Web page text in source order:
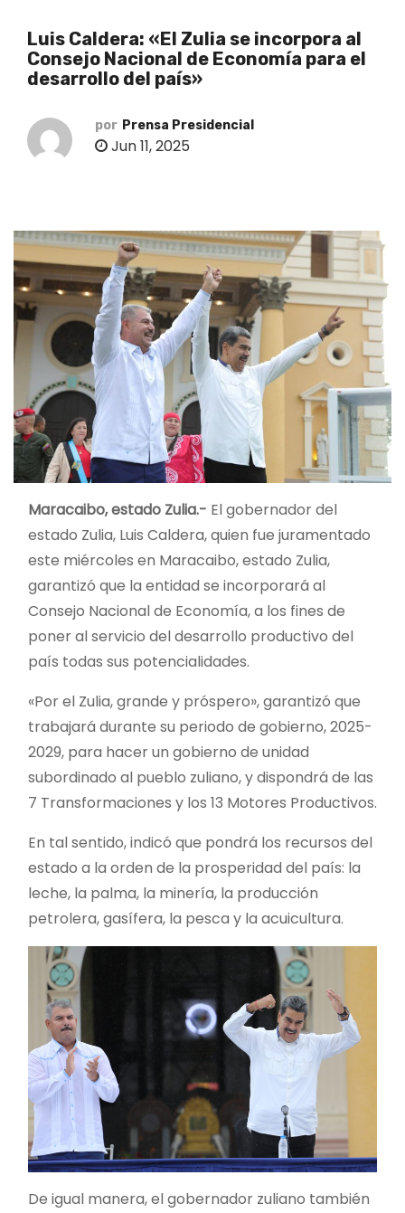
Luis Caldera: «El Zulia se incorpora al
Consejo Nacional de Economía para el
desarrollo del país»
por Prensa Presidencial
Jun 11, 2025
Maracaibo, estado Zulia.- El gobernador del
estado Zulia, Luis Caldera, quien fue juramentado
este miércoles en Maracaibo, estado Zulia,
garantizó que la entidad se incorporará al
Consejo Nacional de Economía, a los fines de
poner al servicio del desarrollo productivo del
país todas sus potencialidades.
«Por el Zulia, grande y próspero», garantizó que
trabajará durante su periodo de gobierno, 2025-
2029, para hacer un gobierno de unidad
subordinado al pueblo zuliano, y dispondrá de las
7 Transformaciones y los 13 Motores Productivos.
En tal sentido, indicó que pondrá los recursos del
estado a la orden de la prosperidad del país: la
leche, la palma, la minería, la producción
petrolera, gasífera, la pesca y la acuicultura.
De igual manera, el gobernador zuliano también